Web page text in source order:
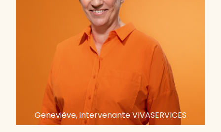
Geneviève, intervenante VIVASERVICES